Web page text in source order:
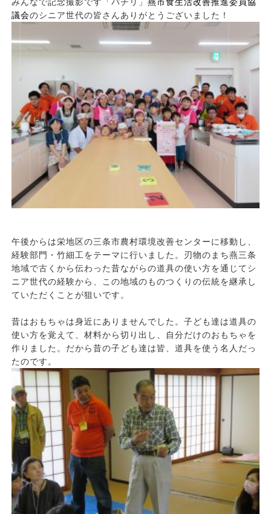
議会のシニア世代の皆さんありがとうございました！
午後からは栄地区の三条市農村環境改善センターに移動し、
経験部門・竹細工をテーマに行いました。刃物のまち燕三条
地域で古くから伝わった昔ながらの道具の使い方を通じてシ
ニア世代の経験から、この地域のものつくりの伝統を継承し
ていただくことが狙いです。
昔はおもちゃは身近にありませんでした。子ども達は道具の
使い方を覚えて、材料から切り出し、自分だけのおもちゃを
作りました。だから昔の子ども達は皆、道具を使う名人だっ
たのです。